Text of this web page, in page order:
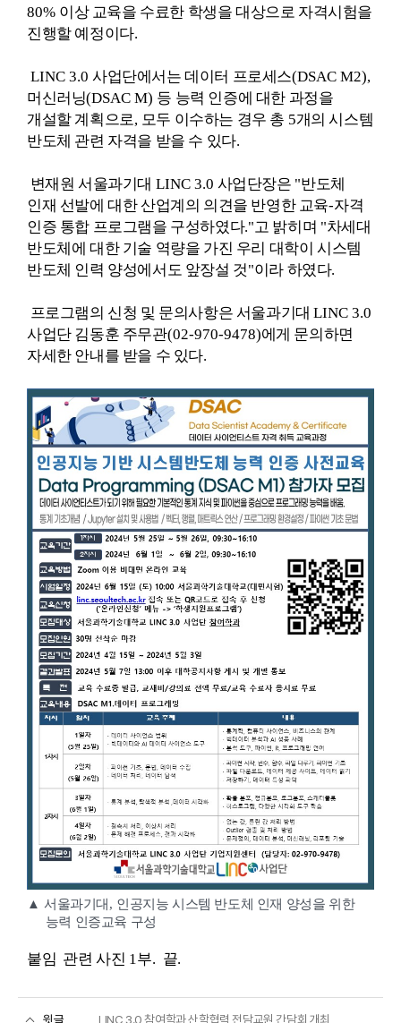
80% 이상 교육을 수료한 학생을 대상으로 자격시험을
진행할 예정이다.
LINC 3.0 사업단에서는 데이터 프로세스(DSAC M2),
머신러닝(DSAC M) 등 능력 인증에 대한 과정을
개설할 계획으로, 모두 이수하는 경우 총 5개의 시스템
반도체 관련 자격을 받을 수 있다.
변재원 서울과기대 LINC 3.0 사업단장은 "반도체
인재 선발에 대한 산업계의 의견을 반영한 교육-자격
인증 통합 프로그램을 구성하였다."고 밝히며 "차세대
반도체에 대한 기술 역량을 가진 우리 대학이 시스템
반도체 인력 양성에서도 앞장설 것"이라 하였다.
프로그램의 신청 및 문의사항은 서울과기대LINC 3.0
사업단 김동훈 주무관(02-970-9478)에게 문의하면
자세한 안내를 받을 수 있다.
▲ 서울과기대 , 인공지능 시스템 반도체 인재 양성을 위한
능력 인증교육 구성
붙임 관련 사진 1부. 끝.
윗글 LINC 3.0 참여학과 산학협력 전담교원 간담회 개최